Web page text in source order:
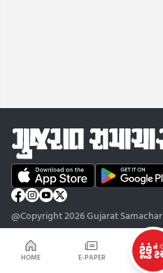
HOME E-PAPER
@Copyright 2026 Gujarat Samachar